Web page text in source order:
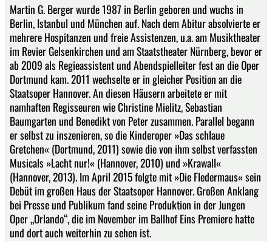
Martin G. Berger wurde 1987 in Berlin geboren und wuchs in
Berlin, Istanbul und München auf. Nach dem Abitur absolvierte er
mehrere Hospitanzen und freie Assistenzen, u.a. am Musiktheater
im Revier Gelsenkirchen und am Staatstheater Nürnberg, bevor er
ab 2009 als Regieassistent und Abendspielleiter fest an die Oper
Dortmund kam. 2011 wechselte er in gleicher Position an die
Staatsoper Hannover. An diesen Häusern arbeitete er mit
namhaften Regisseuren wie Christine Mielitz, Sebastian
Baumgarten und Benedikt von Peter zusammen. Parallel begann
er selbst zu inszenieren, so die Kinderoper »Das schlaue
Gretchen« (Dortmund, 2011) sowie die von ihm selbst verfassten
Musicals »Lacht nur!« (Hannover, 2010) und »Krawall«
(Hannover, 2013). Im April 2015 folgte mit »Die Fledermaus« sein
Debüt im großen Haus der Staatsoper Hannover. Großen Anklang
bei Presse und Publikum fand seine Produktion in der Jungen
Oper „Orlando“, die im November im Ballhof Eins Premiere hatte
und dort auch weiterhin zu sehen ist.